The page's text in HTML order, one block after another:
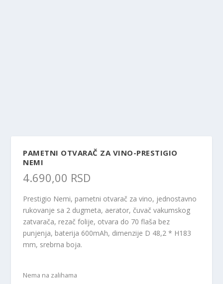
PAMETNI OTVARAČ ZA VINO-PRESTIGIO
NEMI
4.690,00 RSD
Prestigio Nemi, pametni otvarač za vino, jednostavno
rukovanje sa 2 dugmeta, aerator, čuvač vakumskog
zatvarača, rezač folije, otvara do 70 flaša bez
punjenja, baterija 600mAh, dimenzije D 48,2 * H183
mm, srebrna boja.
Nema na zalihama